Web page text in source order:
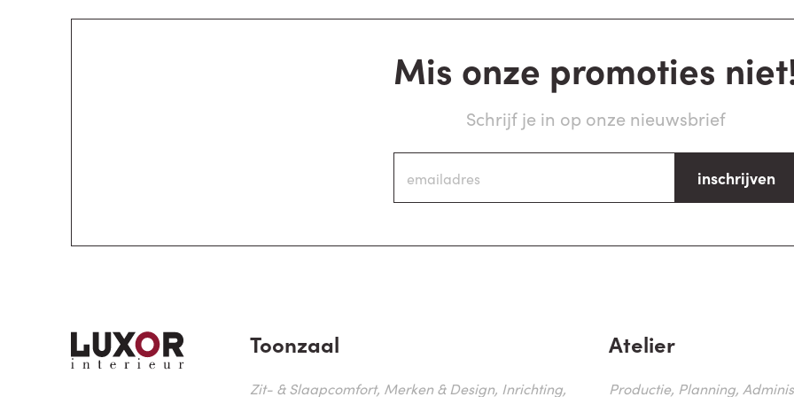
Mis onze promoties
Schrijf je in op onze nieuwsbrief
inschrijven
Toonzaal
Zit- & Slaapcomfort, Merken & Design, Inrichting,
Atelier
Productie, Planning,